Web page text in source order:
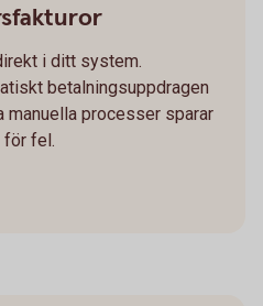
i ditt system.
betalningsuppdragen
manuella processer sparar
för fel.